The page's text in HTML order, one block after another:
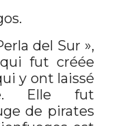
del Sur »,
fut créée
y ont laissé
Elle fut
de pirates